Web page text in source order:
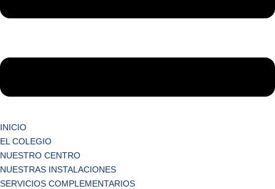
INICIO
EL COLEGIO
NUESTRO CENTRO
NUESTRAS INSTALACIONES
SERVICIOS COMPLEMENTARIOS